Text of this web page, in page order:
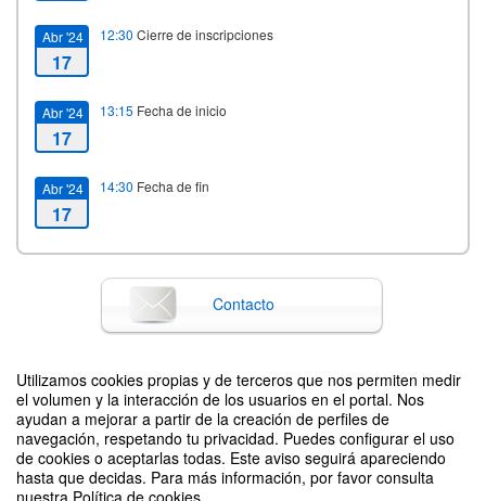
Utilizamos cookies propias y de terceros que nos permiten medir
el volumen y la interacción de los usuarios en el portal. Nos
ayudan a mejorar a partir de la creación de perfiles de
navegación, respetando tu privacidad. Puedes configurar el uso
de cookies o aceptarlas todas. Este aviso seguirá apareciendo
hasta que decidas. Para más información, por favor consulta
nuestra Política de cookies.
Abr '24
17
12:30 Cierre de inscripciones
Abr '24
17
13:15 Fecha de inicio
Abr '24
17
14:30 Fecha de fin
Contacto
Difunde tu evento poniendo el siguiente código en tu sitio